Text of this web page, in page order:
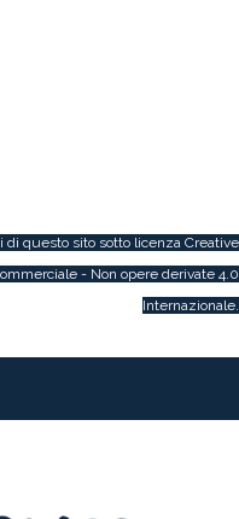
di questo sito sotto licenza Creative
- Non opere derivate 4.0
Internazionale.